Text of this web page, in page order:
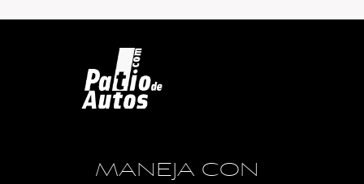
MANEJA CON